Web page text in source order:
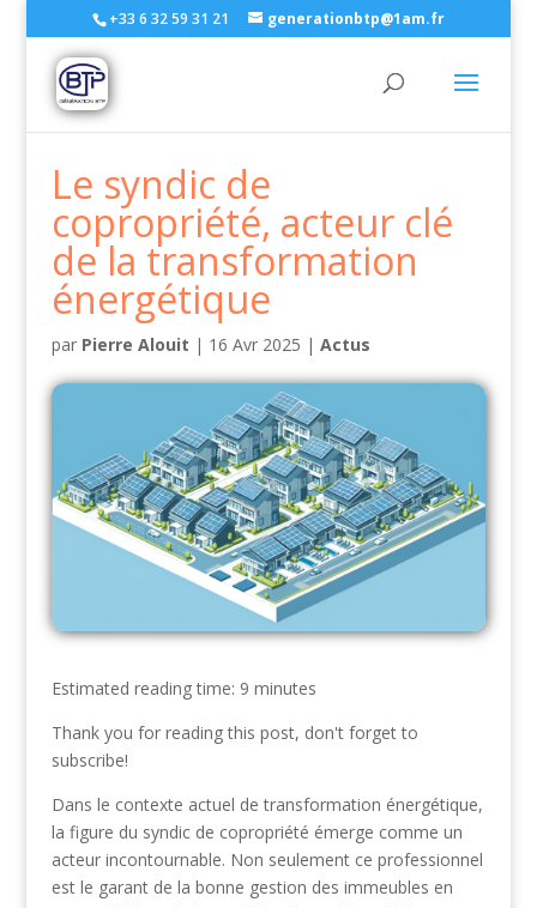
+33 6 32 59 31 21 generationbtp@1am.fr
Le syndic de
copropriété, acteur clé
de la transformation
énergétique
par Pierre Alouit | 16 Avr 2025 | Actus
Estimated reading time: 9 minutes
Thank you for reading this post, don't forget to
subscribe!
Dans le contexte actuel de transformation énergétique,
la figure du syndic de copropriété émerge comme un
acteur incontournable. Non seulement ce professionnel
est le garant de la bonne gestion des immeubles en